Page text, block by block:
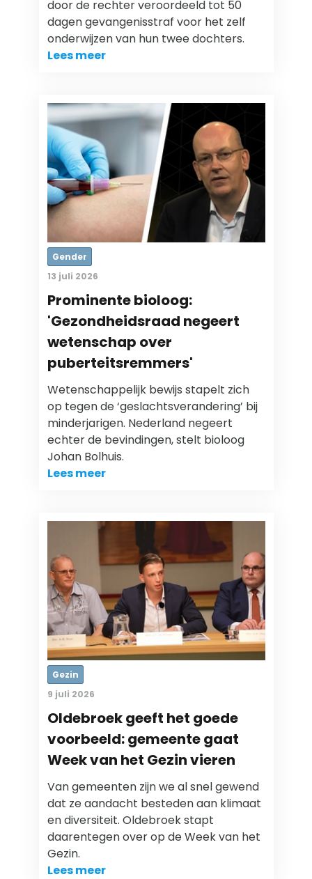
door de rechter veroordeeld tot 50
dagen gevangenisstraf voor het zelf
onderwijzen van hun twee dochters.
Lees meer
Gender
13 juli 2026
Prominente bioloog:
'Gezondheidsraad negeert
wetenschap over
puberteitsremmers'
Wetenschappelijk bewijs stapelt zich
op tegen de ‘geslachtsverandering’ bij
minderjarigen. Nederland negeert
echter de bevindingen, stelt bioloog
Johan Bolhuis.
Lees meer
Gezin
9 juli 2026
Oldebroek geeft het goede
voorbeeld: gemeente gaat
Week van het Gezin vieren
Van gemeenten zijn we al snel gewend
dat ze aandacht besteden aan klimaat
en diversiteit. Oldebroek stapt
daarentegen over op de Week van het
Gezin.
Lees meer